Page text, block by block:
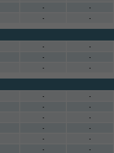
- -
- -
- -
- -
- -
- -
- -
- -
- -
- -
- -